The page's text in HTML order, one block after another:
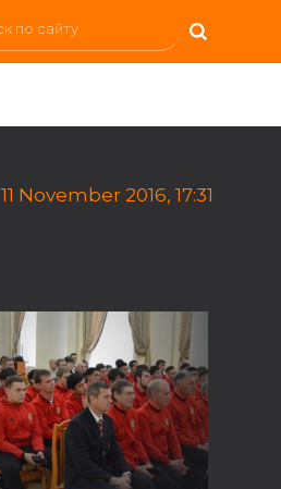
11 November 2016, 17:31